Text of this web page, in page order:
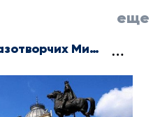
еще
Академія Образотворчих Мистецтв ім. Яна Матейки